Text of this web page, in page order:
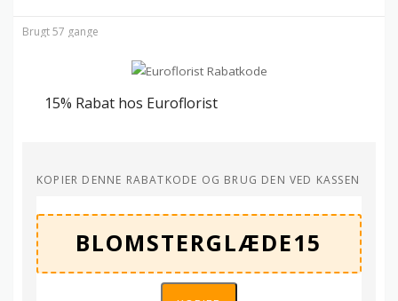
Brugt 57 gange
15% Rabat hos Euroflorist
KOPIER DENNE RABATKODE OG BRUG DEN VED KASSEN